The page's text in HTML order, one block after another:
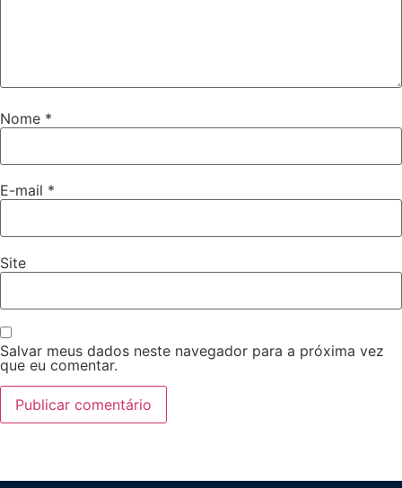
Nome *
E-mail *
Site
Salvar meus dados neste navegador para a próxima vez
que eu comentar.